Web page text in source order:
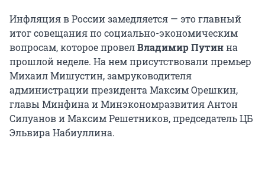
Инфляция в России замедляется — это главный
итог совещания по социально-экономическим
вопросам, которое провелВладимир Путинна
прошлой неделе. На нем присутствовали премьер
Михаил Мишустин, замруководителя
администрации президента Максим Орешкин,
главы Минфина и Минэкономразвития Антон
Силуанов и Максим Решетников, председатель ЦБ
Эльвира Набиуллина.